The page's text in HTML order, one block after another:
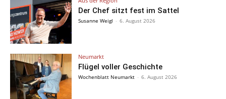
Der Chef sitzt fest im Sattel
Susanne Weigl - 6. August 2026
Neumarkt
Flügel voller Geschichte
Wochenblatt Neumarkt - 6. August 2026